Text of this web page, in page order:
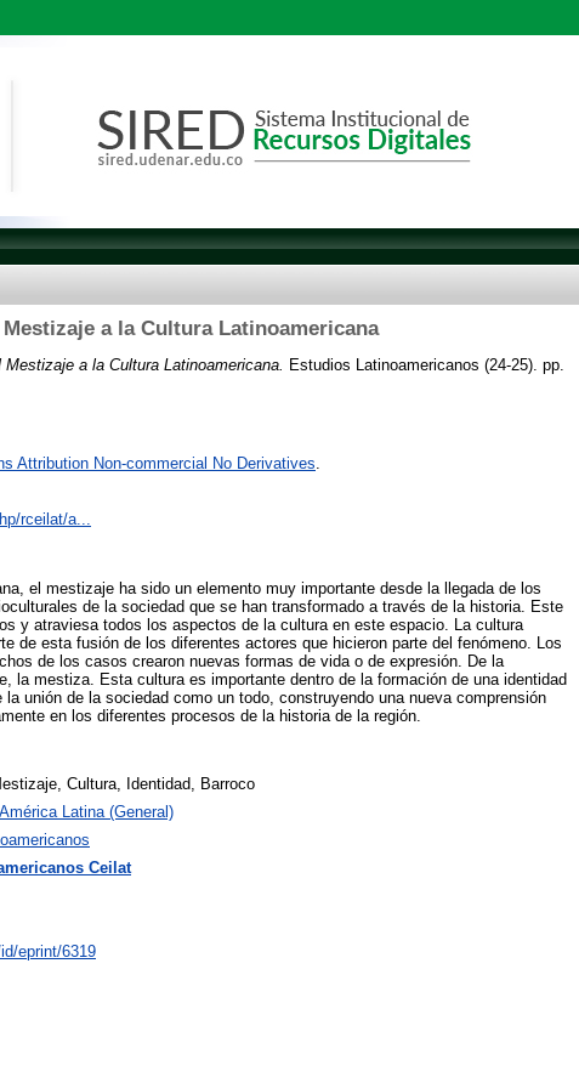
a la Cultura Latinoamericana
a la Cultura Latinoamericana. Estudios Latinoamericanos (24-25). pp.
Attribution Non-commercial No Derivatives.
rceilat/a...
el mestizaje ha sido un elemento muy importante desde la llegada de los
de la sociedad que se han transformado a través de la historia. Este
y atraviesa todos los aspectos de la cultura en este espacio. La cultura
de esta fusión de los diferentes actores que hicieron parte del fenómeno. Los
de los casos crearon nuevas formas de vida o de expresión. De la
la mestiza. Esta cultura es importante dentro de la formación de una identidad
la unión de la sociedad como un todo, construyendo una nueva comprensión
en los diferentes procesos de la historia de la región.
Cultura, Identidad, Barroco
Latina (General)
Ceilat
eprint/6319